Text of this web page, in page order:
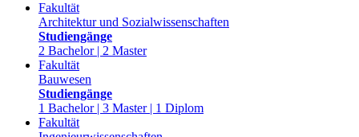
Fakultät
Architektur und Sozialwissenschaften
Studiengänge
2 Bachelor | 2 Master
Fakultät
Bauwesen
Studiengänge
1 Bachelor | 3 Master | 1 Diplom
Fakultät